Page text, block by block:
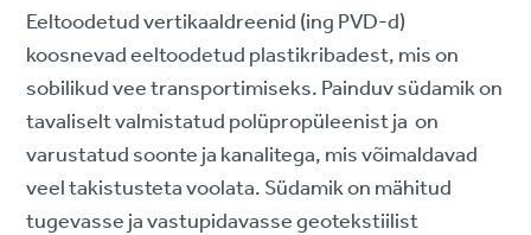
Eeltoodetud vertikaaldreenid (ing PVD-d)
koosnevad eeltoodetud plastikribadest, mis on
sobilikud vee transportimiseks. Painduv südamik on
tavaliselt valmistatud polüpropüleenist ja on
varustatud soonte ja kanalitega, mis võimaldavad
veel takistusteta voolata. Südamik on mähitud
tugevasse ja vastupidavasse geotekstiilist